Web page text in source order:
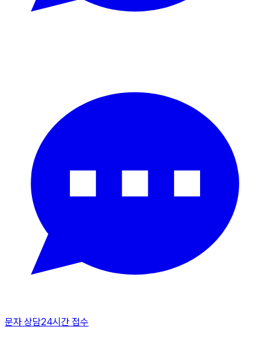
문자 상담24시간 접수